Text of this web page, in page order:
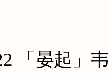
晏起」